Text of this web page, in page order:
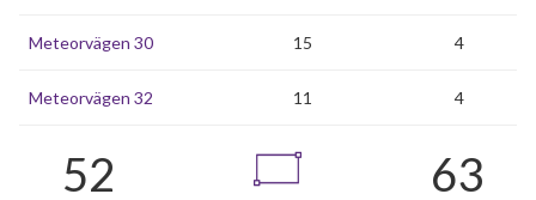
Meteorvägen 30 15 4
Meteorvägen 32 11 4